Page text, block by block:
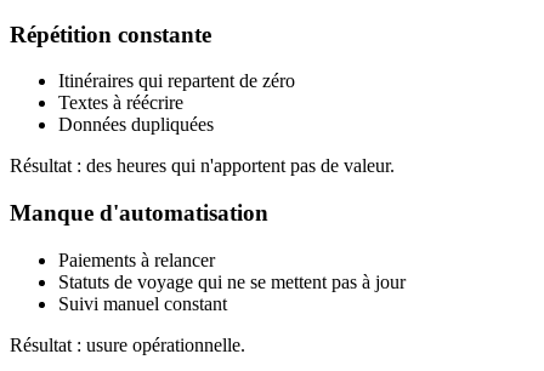
Répétition constante
Itinéraires qui repartent de zéro
Textes à réécrire
Données dupliquées
Résultat : des heures qui n'apportent pas de valeur.
Manque d'automatisation
Paiements à relancer
Statuts de voyage qui ne se mettent pas à jour
Suivi manuel constant
Résultat : usure opérationnelle.